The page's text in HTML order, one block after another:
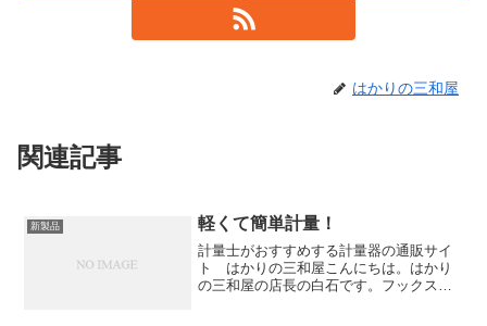
はかりの三和屋
関連記事
新製品 軽くて簡単計量！
計量士がおすすめする計量器の通販サイ
ト はかりの三和屋こんにちは。はかり
の三和屋の店長の白石です。フックスケ